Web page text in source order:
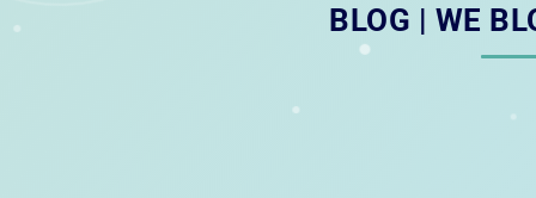
BLOG | WE